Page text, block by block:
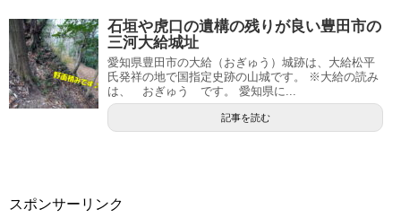
石垣や虎口の遺構の残りが良い豊田市の
三河大給城址
愛知県豊田市の大給（おぎゅう）城跡は、大給松平
氏発祥の地で国指定史跡の山城です。 ※大給の読み
は、 おぎゅう です。 愛知県に...
記事を読む
スポンサーリンク